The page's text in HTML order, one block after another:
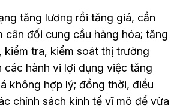
tăng lương rồi tăng giá, cần
cân đối cung cầu hàng hóa; tăng
kiểm tra, kiểm soát thị trường
các hành vi lợi dụng việc tăng
không hợp lý; đồng thời, điều
chính sách kinh tế vĩ mô để vừa